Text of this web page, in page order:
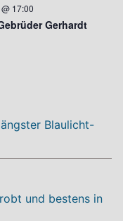
17:00
Gerhardt
Blaulicht-
und bestens in